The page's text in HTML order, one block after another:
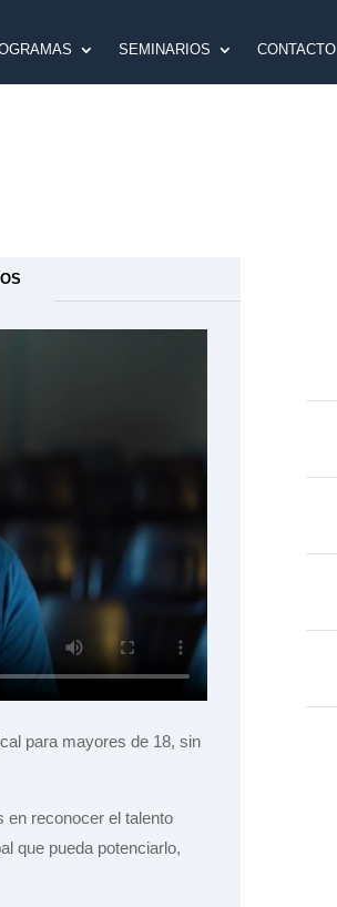
SEMINARIOS CONTACTO
para mayores de 18, sin
en reconocer el talento
que pueda potenciarlo,